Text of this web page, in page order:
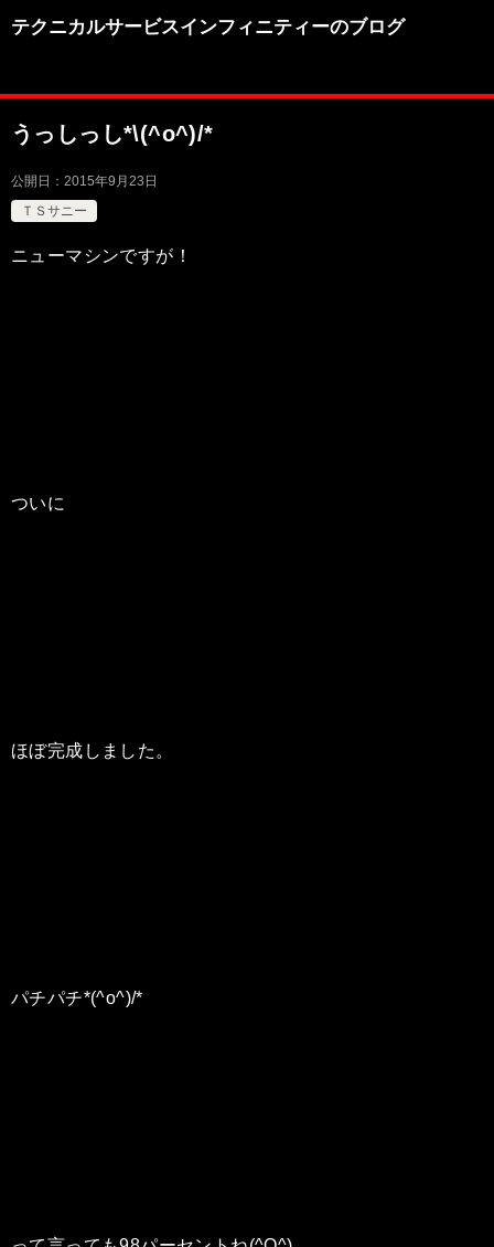
テクニカルサービスインフィニティーのブログ
うっしっし*\(^o^)/*
公開日： 2015年9月23日
ＴＳサニー
ニューマシンですが！
ついに
ほぼ完成しました。
パチパチ*(^o^)/*